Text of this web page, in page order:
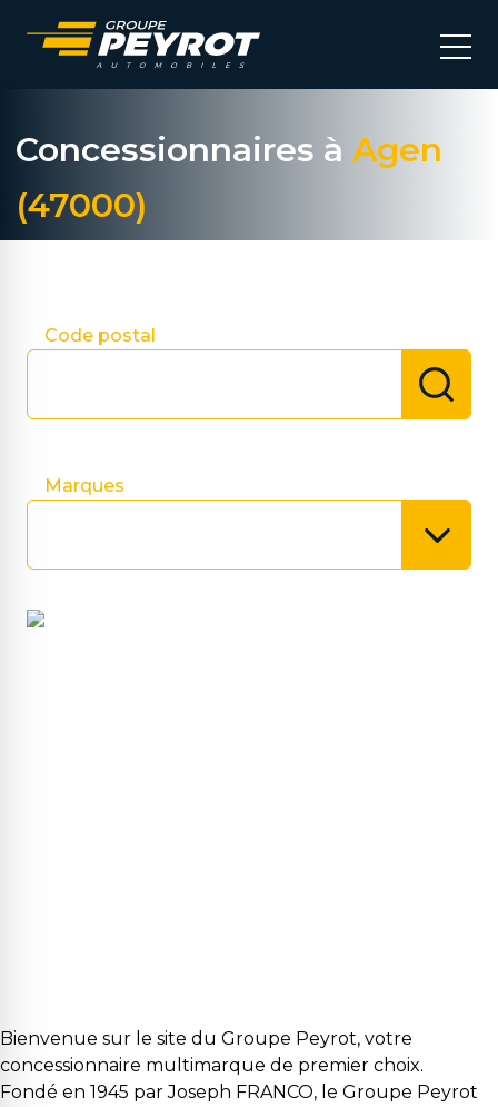
Concessionnaires à Agen
(47000)
Code postal
Marques
Bienvenue sur le site du Groupe Peyrot, votre
concessionnaire multimarque de premier choix.
Fondé en 1945 par Joseph FRANCO, le Groupe Peyrot